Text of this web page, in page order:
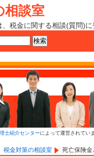
相談室
税金に関する相談(質問)
士紹介センターによって運営されてい
税金対策の相談室 死亡保険金